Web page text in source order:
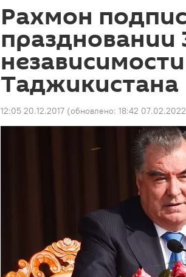
Рахмон
праздновании
независимости
Таджикистана
12:05 20.12.2017 (обновлено: 18:42 07.02.2022